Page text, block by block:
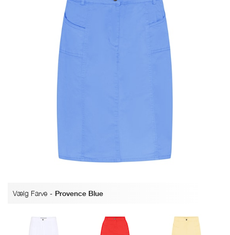
Vælg Farve - Provence Blue